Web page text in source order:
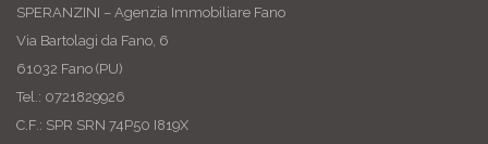
SPERANZINI – Agenzia Immobiliare Fano
Via Bartolagi da Fano, 6
61032 Fano (PU)
Tel.: 0721829926
C.F.: SPR SRN 74P50 I819X